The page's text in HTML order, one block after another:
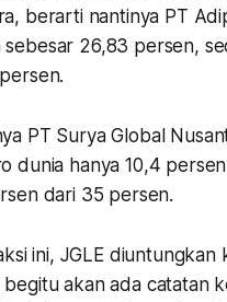
berarti nantinya PT
26,83 persen,
PT Surya Global
dunia hanya 10,4
dari 35 persen.
ini, JGLE
akan ada catatan